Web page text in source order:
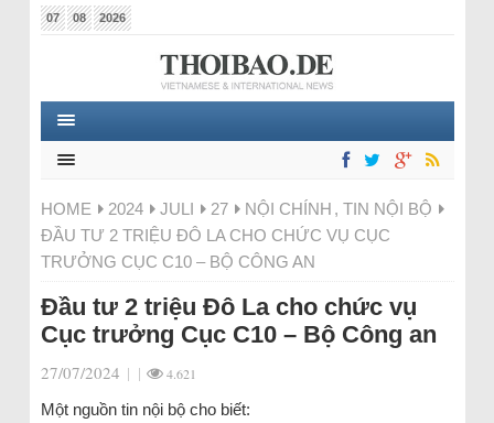
07 08 2026
HOME 2024 JULI 27 NỘI CHÍNH , TIN NỘI BỘ
ĐẦU TƯ 2 TRIỆU ĐÔ LA CHO CHỨC VỤ CỤC
TRƯỞNG CỤC C10 – BỘ CÔNG AN
Đầu tư 2 triệu Đô La cho chức vụ
Cục trưởng Cục C10 – Bộ Công an
27/07/2024 | | 4.621
Một nguồn tin nội bộ cho biết: